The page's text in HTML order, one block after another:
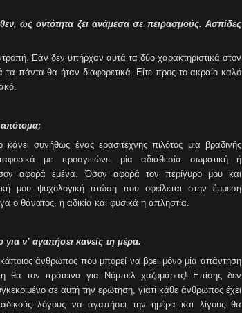
ως οντότητα ζει ανάμεσα σε πειρασμούς. Ασπίδες
Εάν δεν υπήρχαν αυτά τα δύο χαρακτηριστικά στον
πάντα θα ήταν διαφορετικά. Είτε προς το ακραίο καλό
απότομα;
κάνει συνήθως ένας ερασιτέχνης πιλότος μια βραδινής
με προσγειώνει μία αδιαθεσία σωματική ή
αφορά εμένα. Όσον αφορά τον περίγυρο μου και
μου ψυχολογική πτώση που οφείλεται στην έμμεση
ο θάνατος, η αδικία και φυσικά η απληστία.
ν’ αγαπήσει κανείς τη μέρα.
άνθρωπος που μπορεί να βρει μόνο μία απάντηση
θα τον πρότεινα για Νόμπελ χαζομάρας! Επίσης δεν
σε αυτή την ερώτηση, γιατί κάθε άνθρωπος έχει
λόγους να αγαπήσει την ημέρα και λίγους θα